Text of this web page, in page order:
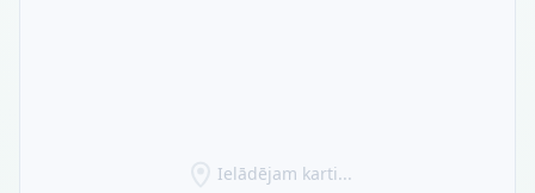
Ielādējam karti...